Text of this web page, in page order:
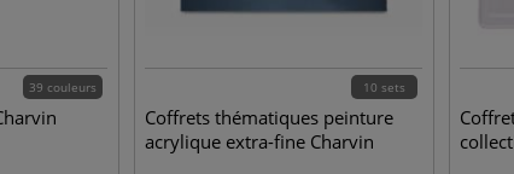
39 couleurs 10 sets
Coffrets thématiques peinture
acrylique extra-fine Charvin